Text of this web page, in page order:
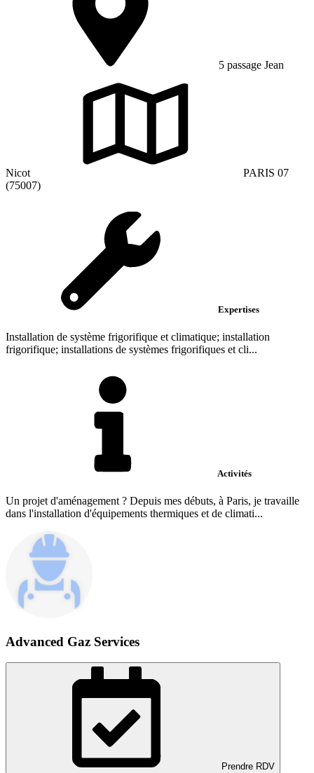
5 passage Jean
Nicot
PARIS 07
(75007)
Expertises
Installation de système frigorifique et climatique; installation
frigorifique; installations de systèmes frigorifiques et cli...
Activités
Un projet d'aménagement ? Depuis mes débuts, à Paris, je travaille
dans l'installation d'équipements thermiques et de climati...
Advanced Gaz Services
Prendre RDV